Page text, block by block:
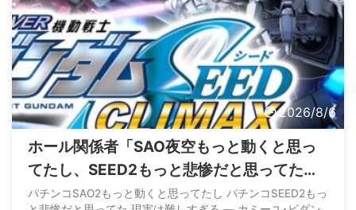
2026/8/6
ホール関係者「SAO夜空もっと動くと思っ
てたし、SEED2もっと悲惨だと思ってた、
現実は難しすぎる」
パチンコSAO2もっと動くと思ってたし パチンコSEED2もっ